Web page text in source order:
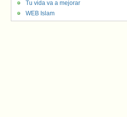
Tu vida va a mejorar
WEB Islam